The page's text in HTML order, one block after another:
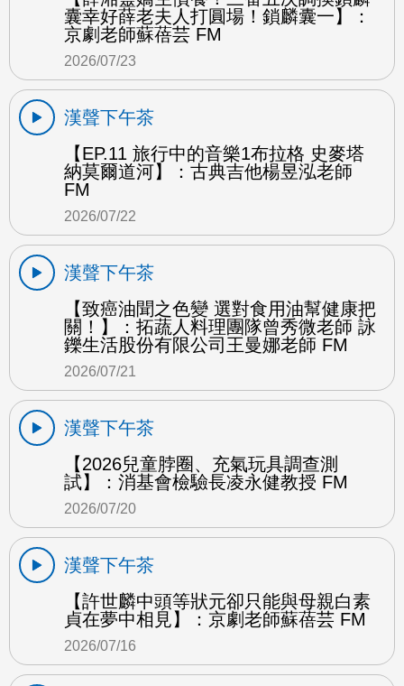
囊幸好薛老夫人打圓場！鎖麟囊一】：
京劇老師蘇蓓芸 FM
2026/07/23
漢聲下午茶
【EP.11 旅行中的音樂1布拉格 史麥塔
納莫爾道河】：古典吉他楊昱泓老師
FM
2026/07/22
漢聲下午茶
【致癌油聞之色變 選對食用油幫健康把
關！】：拓蔬人料理團隊曾秀微老師 詠
鑠生活股份有限公司王曼娜老師 FM
2026/07/21
漢聲下午茶
【2026兒童脖圈、充氣玩具調查測
試】：消基會檢驗長凌永健教授 FM
2026/07/20
漢聲下午茶
【許世麟中頭等狀元卻只能與母親白素
貞在夢中相見】：京劇老師蘇蓓芸 FM
2026/07/16